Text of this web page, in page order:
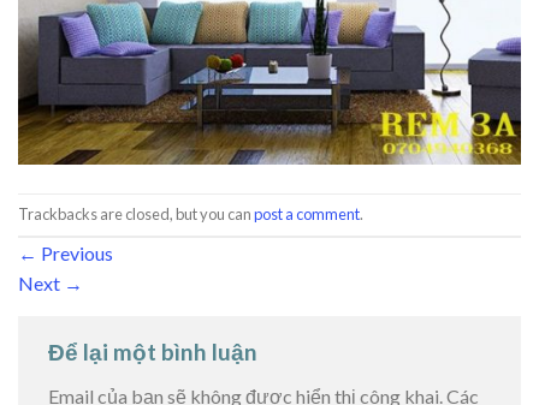
Trackbacks are closed, but you canpost a comment.
← Previous
Next →
Để lại một bình luận
Email của bạn sẽ không được hiển thị công khai.Các